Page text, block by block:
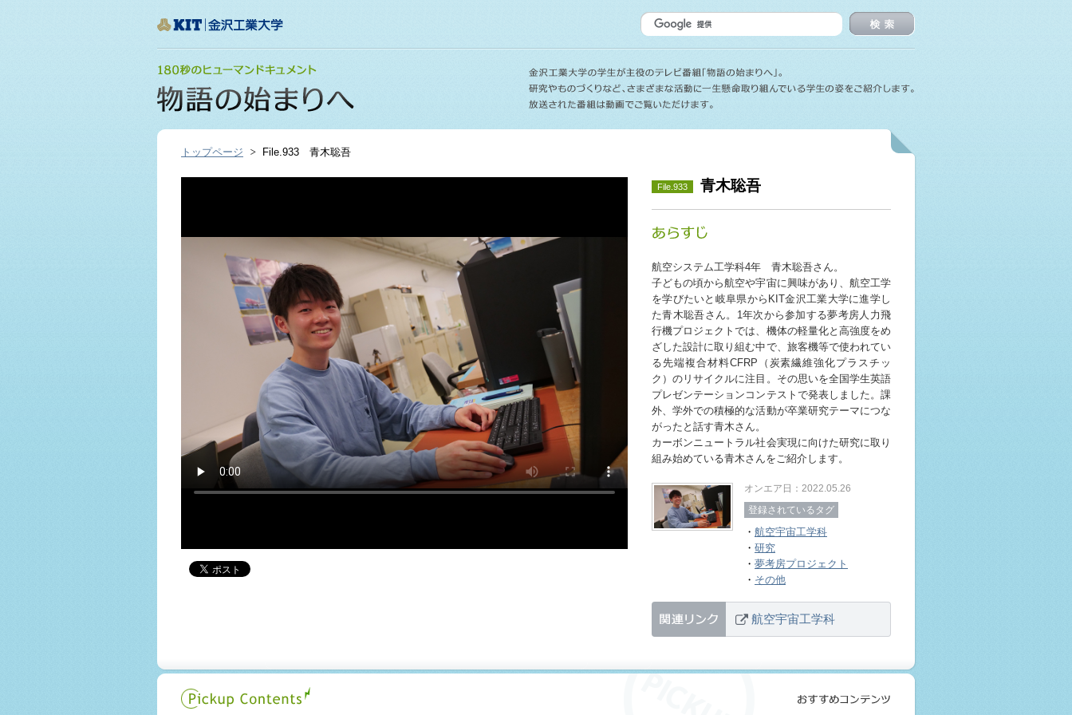
トップページ File.933 青木聡吾
File.933 青木聡吾
航空システム工学科4年 青木聡吾さん。
子どもの頃から航空や宇宙に興味があり、航空工学
を学びたいと岐阜県からKIT金沢工業大学に進学し
た青木聡吾さん。1年次から参加する夢考房人力飛
行機プロジェクトでは、機体の軽量化と高強度をめ
ざした設計に取り組む中で、旅客機等で使われてい
る先端複合材料CFRP（炭素繊維強化プラスチッ
ク）のリサイクルに注目。その思いを全国学生英語
プレゼンテーションコンテストで発表しました。課
外、学外での積極的な活動が卒業研究テーマにつな
がったと話す青木さん。
カーボンニュートラル社会実現に向けた研究に取り
組み始めている青木さんをご紹介します。
オンエア日：2022.05.26
登録されているタグ
・ 航空宇宙工学科
・ 研究
・ 夢考房プロジェクト
・ その他
航空宇宙工学科